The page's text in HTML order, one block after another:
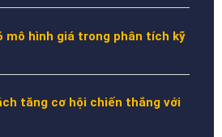
mô hình giá trong phân tích kỹ
tăng cơ hội chiến thắng với